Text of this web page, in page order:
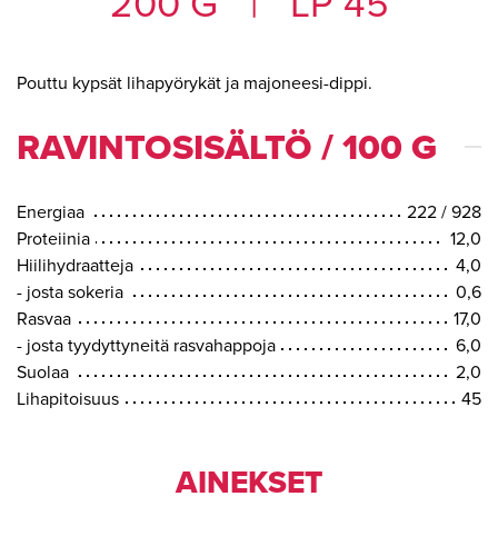
Pouttu kypsät lihapyörykät ja majoneesi-dippi.
RAVINTOSISÄLTÖ / 100 G
Energiaa
222 / 928
Proteiinia
12,0
Hiilihydraatteja
4,0
- josta sokeria
0,6
Rasvaa
17,0
- josta tyydyttyneitä rasvahappoja
6,0
Suolaa
2,0
Lihapitoisuus
45
AINEKSET